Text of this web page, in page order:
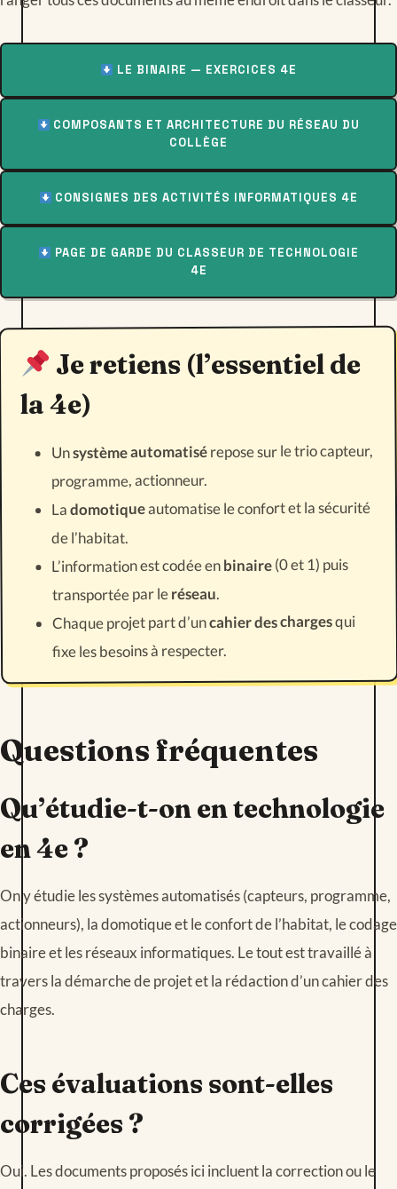
LE BINAIRE — EXERCICES 4E
COMPOSANTS ET ARCHITECTURE DU RÉSEAU DU
COLLÈGE
CONSIGNES DES ACTIVITÉS INFORMATIQUES 4E
PAGE DE GARDE DU CLASSEUR DE TECHNOLOGIE
4E
Je retiens (l’essentiel de
la 4e)
Unsystème automatisérepose sur le trio capteur,
programme, actionneur.
Ladomotiqueautomatise le confort et la sécurité
de l’habitat.
L’information est codée enbinaire(0 et 1) puis
transportée par leréseau.
Chaque projet part d’uncahier des chargesqui
fixe les besoins à respecter.
Questions fréquentes
Qu’étudie-t-on en technologie
en 4e ?
On y étudie les systèmes automatisés (capteurs, programme,
actionneurs), la domotique et le confort de l’habitat, le codage
binaire et les réseaux informatiques. Le tout est travaillé à
travers la démarche de projet et la rédaction d’un cahier des
charges.
Ces évaluations sont-elles
corrigées ?
Oui. Les documents proposés ici incluent la correction ou le